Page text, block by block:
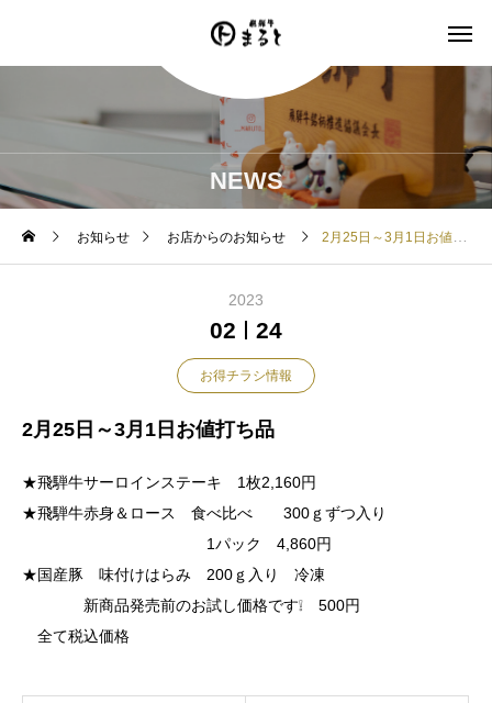
NEWS
お知らせ お店からのお知らせ 2月25日～3月1日お値打ち品
2023
02 24
お得チラシ情報
2月25日～3月1日お値打ち品
★飛騨牛サーロインステーキ 1枚2,160円
★飛騨牛赤身＆ロース 食べ比べ 300ｇずつ入り
1パック 4,860円
★国産豚 味付けはらみ 200ｇ入り 冷凍
新商品発売前のお試し価格です❕ 500円
全て税込価格